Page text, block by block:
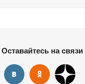
Оставайтесь на связи